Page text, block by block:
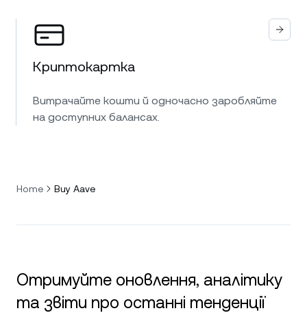
Криптокартка
Витрачайте кошти й одночасно заробляйте
на доступних балансах.
Home Buy Aave
Отримуйте оновлення, аналітику
та звіти про останні тенденції